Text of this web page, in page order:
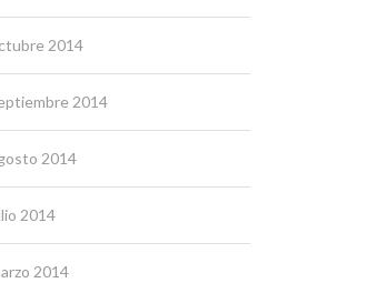
2014
2014
2014
2014
2014